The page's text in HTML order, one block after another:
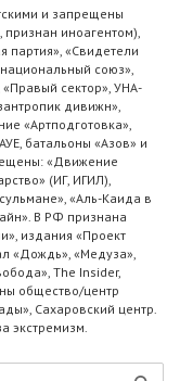
и запрещены
иноагентом),
партия», «Свидетели
союз»,
сектор», УНА-
дивижн»,
«Артподготовка»,
батальоны «Азов» и
«Движение
(ИГ, ИГИЛ),
«Аль-Каида в
В РФ признана
издания «Проект
«Дождь», «Медуза»,
The Insider,
общество/центр
Сахаровский центр.
экстремизм.